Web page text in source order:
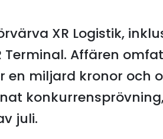
XR Logistik,
Terminal. Affären
miljard kronor och
juli.